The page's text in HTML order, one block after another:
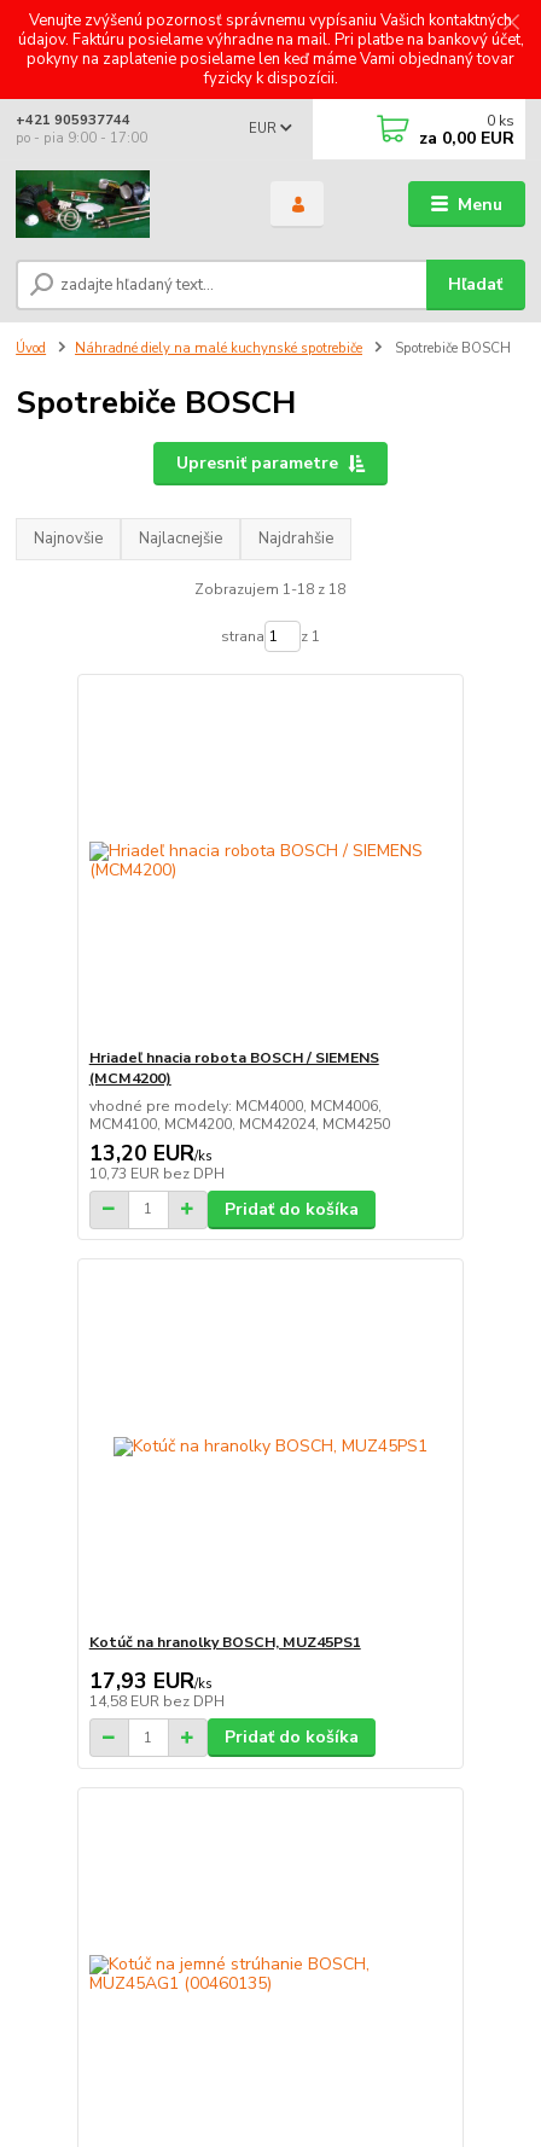
Venujte zvýšenú pozornosť správnemu vypísaniu Vašich kontaktných
údajov. Faktúru posielame výhradne na mail. Pri platbe na bankový účet,
pokyny na zaplatenie posielame len keď máme Vami objednaný tovar
fyzicky k dispozícii.
Menu
EUR
Hľadať
+421 905937744
po - pia 9:00 - 17:00
0 ks
za 0,00 EUR
Úvod Náhradné diely na malé kuchynské spotrebiče Spotrebiče BOSCH
Spotrebiče BOSCH
Upresniť parametre
Najnovšie Najlacnejšie Najdrahšie
Zobrazujem 1-18 z 18
strana z 1
Hriadeľ hnacia robota BOSCH / SIEMENS
(MCM4200)
vhodné pre modely: MCM4000, MCM4006,
MCM4100, MCM4200, MCM42024, MCM4250
13,20 EUR/ks
10,73 EUR bez DPH
Pridať do košíka
Kotúč na hranolky BOSCH, MUZ45PS1
17,93 EUR/ks
14,58 EUR bez DPH
Pridať do košíka